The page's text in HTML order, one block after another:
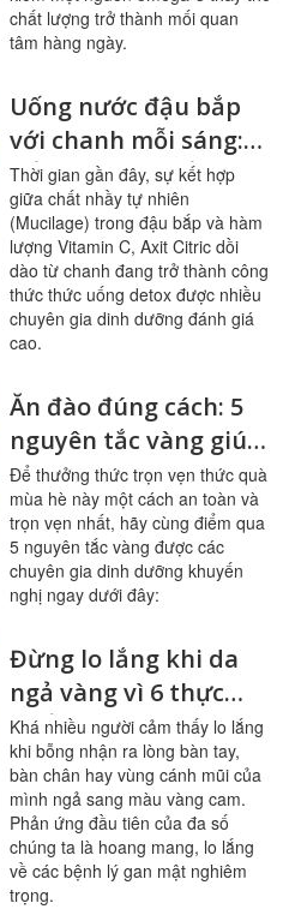
chất lượng trở thành mối quan
tâm hàng ngày.
Uống nước đậu bắp
với chanh mỗi sáng:
bổ mạch máu, ổn
đường huyết
Thời gian gần đây, sự kết hợp
giữa chất nhầy tự nhiên
(Mucilage) trong đậu bắp và hàm
lượng Vitamin C, Axit Citric dồi
dào từ chanh đang trở thành công
thức thức uống detox được nhiều
chuyên gia dinh dưỡng đánh giá
cao.
Ăn đào đúng cách: 5
nguyên tắc vàng giúp
sạch mạch máu,
tránh ngộ độc
Để thưởng thức trọn vẹn thức quà
mùa hè này một cách an toàn và
trọn vẹn nhất, hãy cùng điểm qua
5 nguyên tắc vàng được các
chuyên gia dinh dưỡng khuyến
nghị ngay dưới đây:
Đừng lo lắng khi da
ngả vàng vì 6 thực
phẩm này
Khá nhiều người cảm thấy lo lắng
khi bỗng nhận ra lòng bàn tay,
bàn chân hay vùng cánh mũi của
mình ngả sang màu vàng cam.
Phản ứng đầu tiên của đa số
chúng ta là hoang mang, lo lắng
về các bệnh lý gan mật nghiêm
trọng.